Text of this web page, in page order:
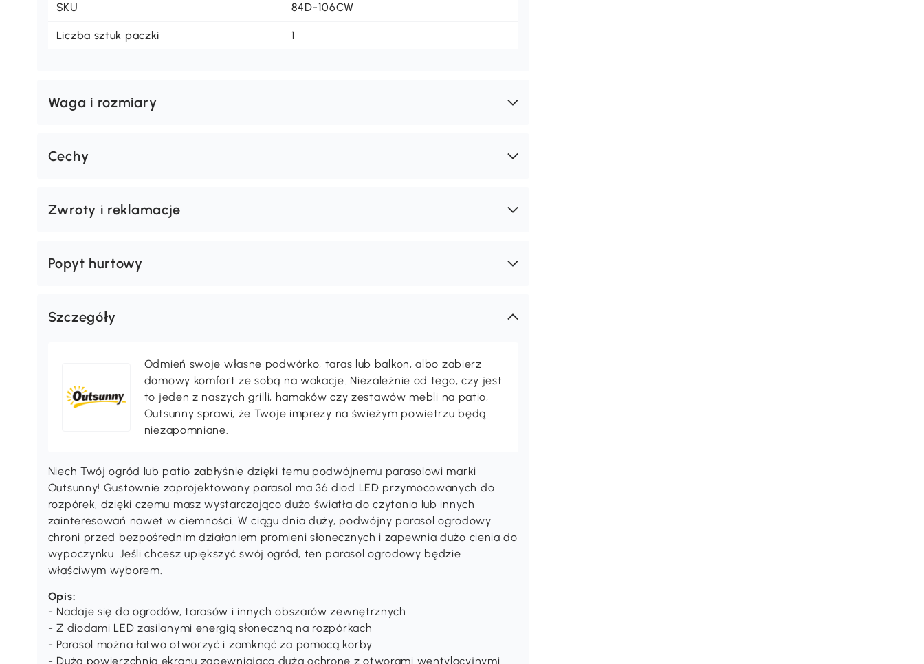
SKU 84D-106CW
Liczba sztuk paczki 1
Waga i rozmiary
Cechy
Zwroty i reklamacje
Popyt hurtowy
Szczegóły
Odmień swoje własne podwórko, taras lub balkon, albo zabierz
domowy komfort ze sobą na wakacje. Niezależnie od tego, czy jest
to jeden z naszych grilli, hamaków czy zestawów mebli na patio,
Outsunny sprawi, że Twoje imprezy na świeżym powietrzu będą
niezapomniane.
Niech Twój ogród lub patio zabłyśnie dzięki temu podwójnemu parasolowi marki
Outsunny! Gustownie zaprojektowany parasol ma 36 diod LED przymocowanych do
rozpórek, dzięki czemu masz wystarczająco dużo światła do czytania lub innych
zainteresowań nawet w ciemności. W ciągu dnia duży, podwójny parasol ogrodowy
chroni przed bezpośrednim działaniem promieni słonecznych i zapewnia dużo cienia do
wypoczynku. Jeśli chcesz upiększyć swój ogród, ten parasol ogrodowy będzie
właściwym wyborem.
Opis:
- Nadaje się do ogrodów, tarasów i innych obszarów zewnętrznych
- Z diodami LED zasilanymi energią słoneczną na rozpórkach
- Parasol można łatwo otworzyć i zamknąć za pomocą korby
- Duża powierzchnia ekranu zapewniająca dużą ochronę z otworami wentylacyjnymi